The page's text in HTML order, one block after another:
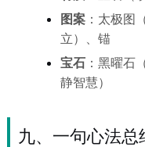
图案：太极图
立）、锚
宝石：黑曜石
静智慧）
九、一句心法总